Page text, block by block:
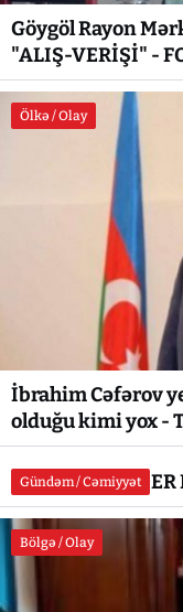
Göygöl Rayon
"ALIŞ-VERİŞİ" -
Ölkə / Olay
İbrahim Cəfərov
olduğu kimi yox -
Gündəm / Cəmiyyət
Gəncədə
Bölgə / Olay